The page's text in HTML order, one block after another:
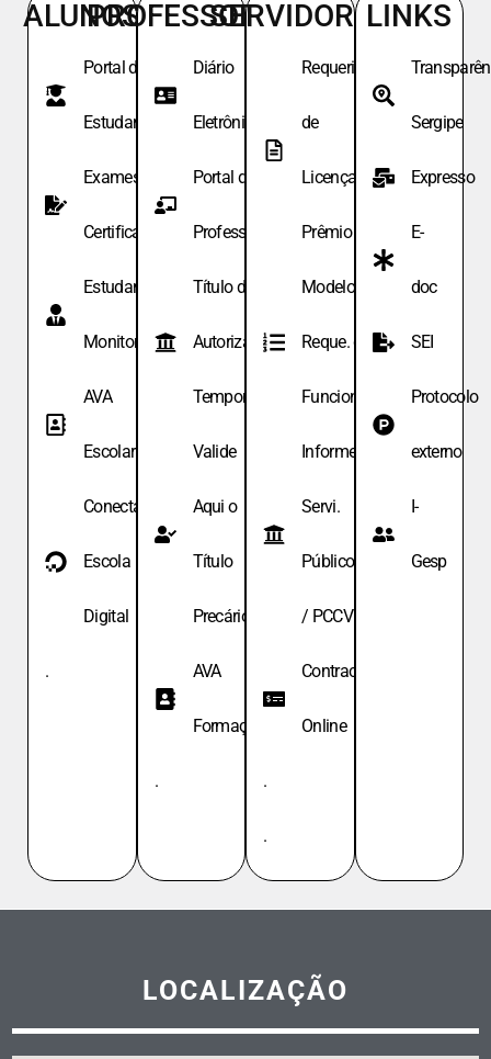
ALUNOS
Portal do
Estudante
Exames de
Certificação
Estudante
Monitor
AVA
Escolar
Conecta
Escola
Digital
.
PROFESSORES
Diário
Eletrônico
Portal do
Professor
Título de
Autoriza.
Temporária
Valide
Aqui o
Título
Precário
AVA
Formação
.
SERVIDORES
Requeri.
de
Licença
Prêmio
Modelo de
Reque. de
Funcionário
Informe
Servi.
Públicos
/ PCCV
Contracheque
Online
.
.
LINKS
Sergipe
Expresso
E-
doc
SEI
Protocolo
externo
I-
Gesp
LOCALIZAÇÃO